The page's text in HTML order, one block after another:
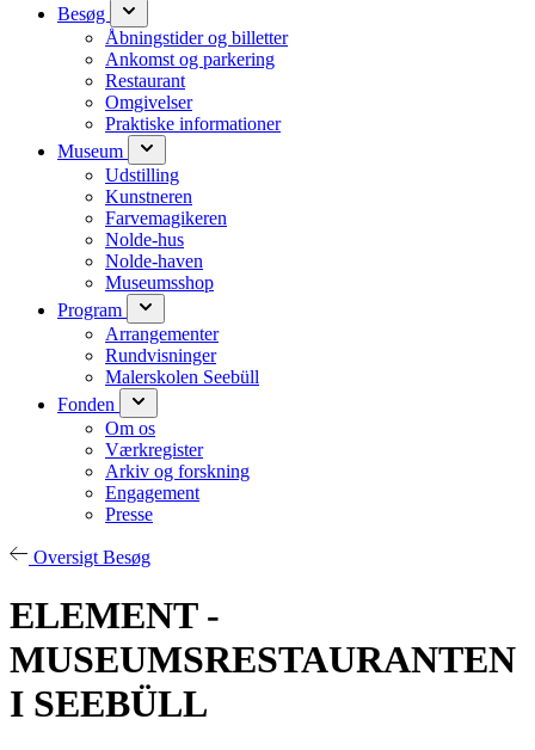
Besøg
Åbningstider og billetter
Ankomst og parkering
Restaurant
Omgivelser
Praktiske informationer
Museum
Udstilling
Kunstneren
Farvemagikeren
Nolde-hus
Nolde-haven
Museumsshop
Program
Arrangementer
Rundvisninger
Malerskolen Seebüll
Fonden
Om os
Værkregister
Arkiv og forskning
Engagement
Presse
Oversigt Besøg
ELEMENT -
MUSEUMSRESTAURANTEN
I SEEBÜLL